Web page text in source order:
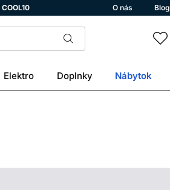
COOL10 O nás Blog
Elektro Doplnky Nábytok